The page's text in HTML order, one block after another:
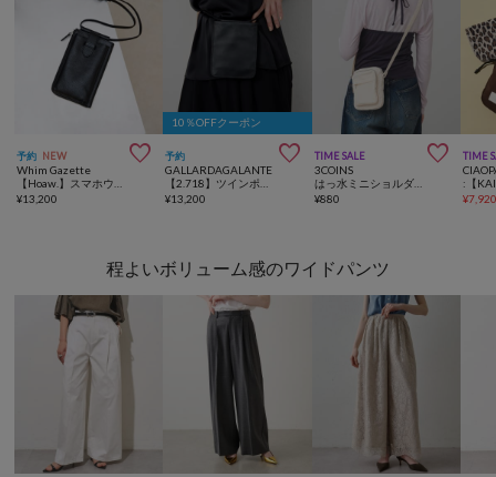
予約 NEW 
Whim Gazette
¥13,200
10％OFFクーポン
予約 
GALLARDAGALANTE
¥13,200
TIME SALE 
3COINS
はっ水ミニショルダーバッグ
¥880
TIME
¥
程よいボリューム感のワイドパンツ